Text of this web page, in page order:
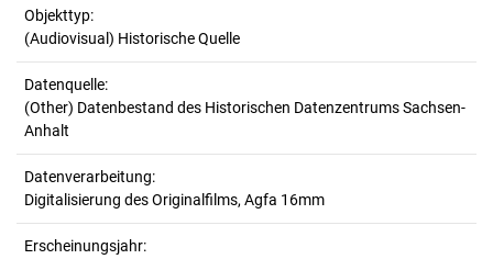
Objekttyp:
(Audiovisual) Historische Quelle
Datenquelle:
(Other) Datenbestand des Historischen Datenzentrums Sachsen-
Anhalt
Datenverarbeitung:
Digitalisierung des Originalfilms, Agfa 16mm
Erscheinungsjahr: